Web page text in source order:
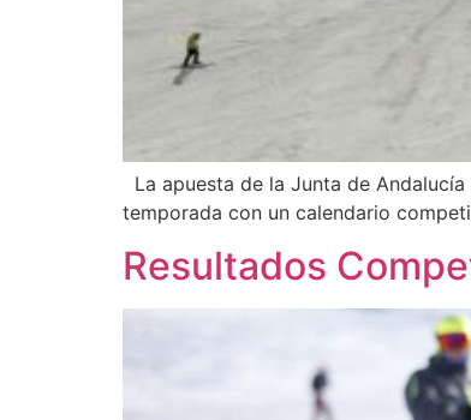
La apuesta de la Junta de
temporada con un calendario
Resultados